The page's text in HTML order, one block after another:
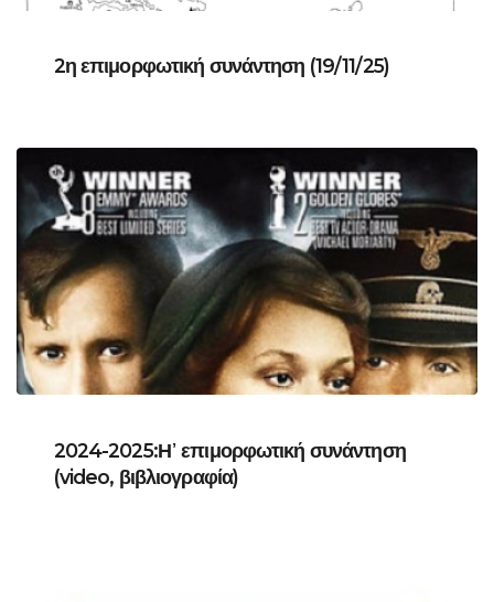
2η επιμορφωτική συνάντηση (19/11/25)
2024-2025:Η᾽ επιμορφωτική συνάντηση
(video, βιβλιογραφία)